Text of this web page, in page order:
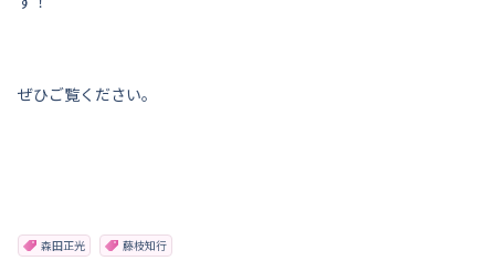
ぜひご覧ください。
森田正光 藤枝知行